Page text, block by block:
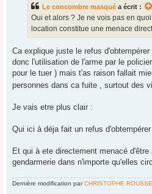
Le concombre masqué a écrit :
Oui et alors ? Je ne vois pas en
location constitue une menace
Ca explique juste le refus
donc l'utilisation de l'arme par le
pour le tuer ) mais t'as raison fallait
personnes dans ca fuite , surtout des
Je vais etre plus clair :
Qui ici à déja fait un refus
Et qui à ete directement menacé
gendarmerie dans n'importe qu'elles
Dernière modification parCHRISTOPHE ROUSSE